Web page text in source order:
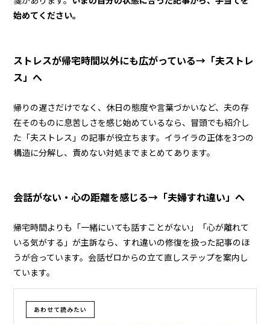
始めてください。
ストレスが帰宅時間以外にも広がっている→「夫ストレ
ス」へ
帰りの遅さだけでなく、休日の態度や言葉づかいなど、夫の存
在そのものに息苦しさを感じ始めているなら、冒頭でも紹介し
た「夫ストレス」の記事が役立ちます。イライラの正体を3つの
構造に分解し、責めない対処までまとめてあります。
会話がない・心の距離を感じる→「夫婦すれ違い」へ
帰宅時間よりも「一緒にいても話すことがない」「心が離れて
いる気がする」が主訴なら、すれ違いの修復を扱った記事のほ
うが合っています。会話ゼロからの立て直しステップを案内し
ています。
あわせて読みたい